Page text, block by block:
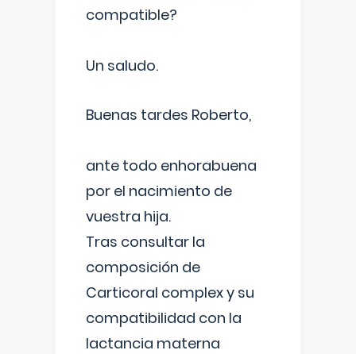
compatible?
Un saludo.
Buenas tardes Roberto,
ante todo enhorabuena
por el nacimiento de
vuestra hija.
Tras consultar la
composición de
Carticoral complex y su
compatibilidad con la
lactancia materna